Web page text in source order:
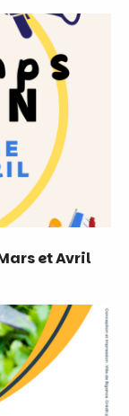
et Avril